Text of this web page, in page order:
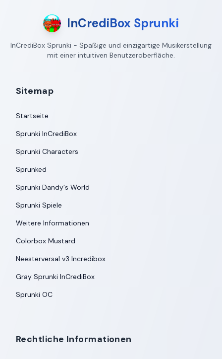
InCrediBox Sprunki
InCrediBox Sprunki - Spaßige und einzigartige Musikerstellung
mit einer intuitiven Benutzeroberfläche.
Sitemap
Startseite
Sprunki InCrediBox
Sprunki Characters
Sprunked
Sprunki Dandy's World
Sprunki Spiele
Weitere Informationen
Colorbox Mustard
Neesterversal v3 Incredibox
Gray Sprunki InCrediBox
Sprunki OC
Rechtliche Informationen